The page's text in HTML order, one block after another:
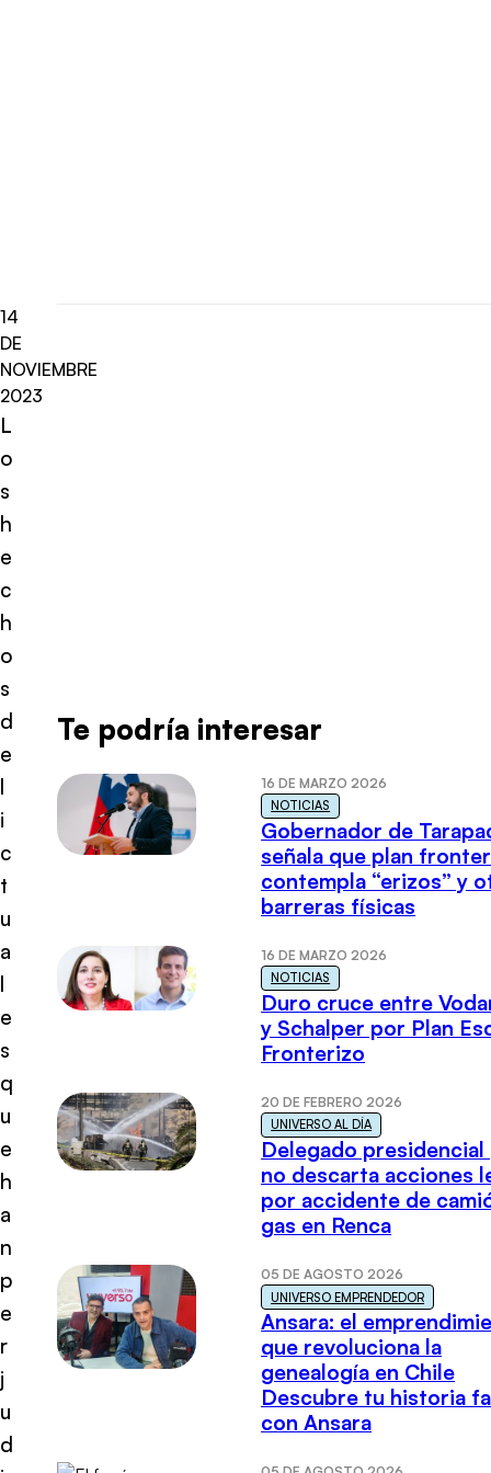
14
DE
NOVIEMBRE
2023
L
o
s
h
e
c
h
o
s
d
e
l
i
c
t
u
a
l
e
s
q
u
e
h
a
n
p
e
r
j
u
d
Te podría interesar
16 DE MARZO 2026
NOTICIAS
Gobernador de
señala que plan
contempla “erizos” y
barreras físicas
16 DE MARZO 2026
NOTICIAS
Duro cruce entre
y Schalper por Plan
Fronterizo
20 DE FEBRERO 2026
UNIVERSO AL DÍA
Delegado presidencial
no descarta acciones
por accidente de
gas en Renca
05 DE AGOSTO 2026
UNIVERSO EMPRENDEDOR
Ansara: el
que revoluciona la
genealogía en Chile
Descubre tu historia
con Ansara